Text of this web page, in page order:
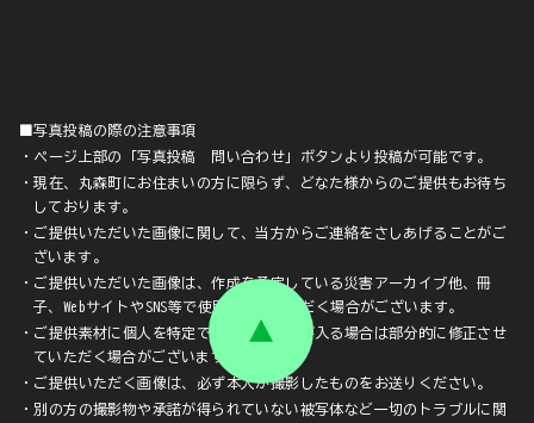
■写真投稿の際の注意事項
・ページ上部の「写真投稿 問い合わせ」ボタンより投稿が可能です。
・現在、丸森町にお住まいの方に限らず、どなた様からのご提供もお待ち
しております。
・ご提供いただいた画像に関して、当方からご連絡をさしあげることがご
ざいます。
・ご提供いただいた画像は、作成を予定している災害アーカイブ他、冊
子、WebサイトやSNS等で使用させていただく場合がございます。
・ご提供素材に個人を特定できる顔や文字が入る場合は部分的に修正させ
ていただく場合がございます。
・ご提供いただく画像は、必ず本人が撮影したものをお送りください。
・別の方の撮影物や承諾が得られていない被写体など一切のトラブルに関